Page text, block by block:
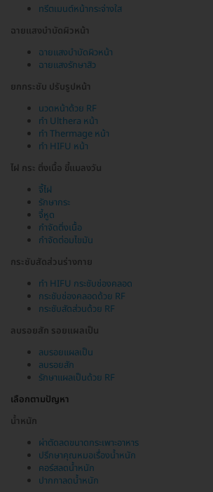
ทรีตเมนต์หน้ากระจ่างใส
ฉายแสงบำบัดผิวหน้า
ฉายแสงบำบัดผิวหน้า
ฉายแสงรักษาสิว
ยกกระชับ ปรับรูปหน้า
นวดหน้าด้วย RF
ทำ Ulthera หน้า
ทำ Thermage หน้า
ทำ HIFU หน้า
ไฝ กระ ติ่งเนื้อ ขี้แมลงวัน
จี้ไฝ
รักษากระ
จี้หูด
กำจัดติ่งเนื้อ
กำจัดต่อมไขมัน
กระชับสัดส่วนร่างกาย
ทำ HIFU กระชับช่องคลอด
กระชับช่องคลอดด้วย RF
กระชับสัดส่วนด้วย RF
ลบรอยสัก รอยแผลเป็น
ลบรอยแผลเป็น
ลบรอยสัก
รักษาแผลเป็นด้วย RF
เลือกตามปัญหา
น้ำหนัก
ผ่าตัดลดขนาดกระเพาะอาหาร
ปรึกษาคุณหมอเรื่องน้ำหนัก
คอร์สลดน้ำหนัก
ปากกาลดน้ำหนัก